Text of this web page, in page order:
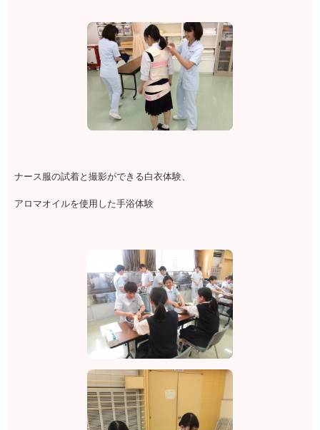
ナース服の試着と撮影ができる白衣体験、
アロマオイルを使用した手浴体験